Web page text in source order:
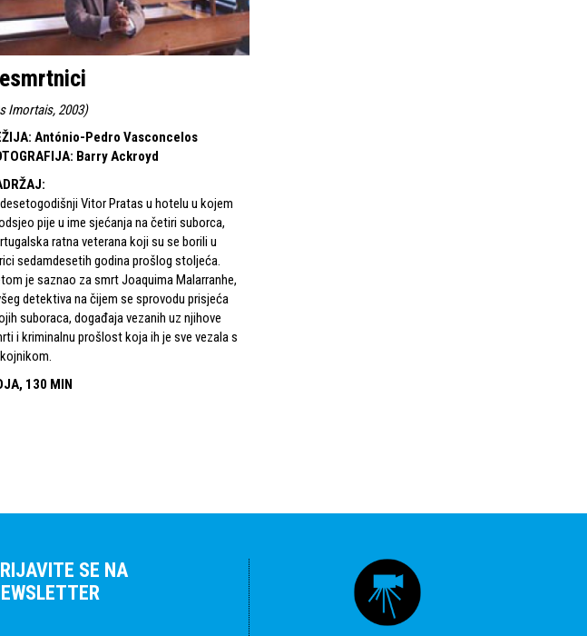
Imortais, 2003)
: António-Pedro Vasconcelos
: Barry Ackroyd
:
Vitor Pratas u hotelu u kojem
pije u ime sjećanja na četiri suborca,
ratna veterana koji su se borili u
sedamdesetih godina prošlog stoljeća.
je saznao za smrt Joaquima Malarranhe,
detektiva na čijem se sprovodu prisjeća
suboraca, događaja vezanih uz njihove
i kriminalnu prošlost koja ih je sve vezala s
130 MIN
SE NA